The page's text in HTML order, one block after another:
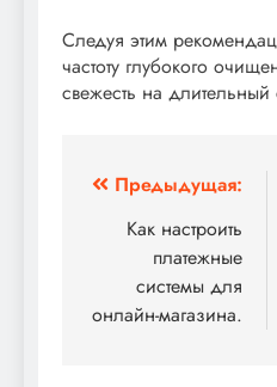
Следуя этим
частоту глубокого
свежесть на длительный
Навигация
записям
Предыдущая:
Как настроить
платежные
системы для
онлайн-магазина.